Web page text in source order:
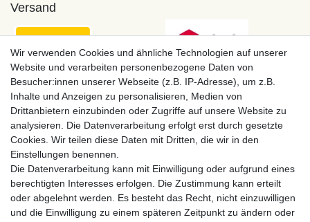
Versand
Zahlungsmöglichkeiten
Wir verwenden Cookies und ähnliche Technologien auf unserer
Website und verarbeiten personenbezogene Daten von
Besucher:innen unserer Webseite (z.B. IP-Adresse), um z.B.
Inhalte und Anzeigen zu personalisieren, Medien von
Drittanbietern einzubinden oder Zugriffe auf unsere Website zu
analysieren. Die Datenverarbeitung erfolgt erst durch gesetzte
Cookies. Wir teilen diese Daten mit Dritten, die wir in den
Einstellungen benennen.
Die Datenverarbeitung kann mit Einwilligung oder aufgrund eines
berechtigten Interesses erfolgen. Die Zustimmung kann erteilt
oder abgelehnt werden. Es besteht das Recht, nicht einzuwilligen
und die Einwilligung zu einem späteren Zeitpunkt zu ändern oder